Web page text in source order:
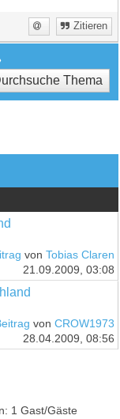
Zitieren
von Tobias Claren
21.09.2009, 03:08
von CROW1973
28.04.2009, 08:56
1 Gast/Gäste